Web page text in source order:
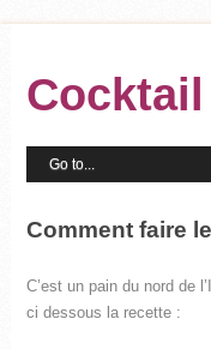
Cocktail
Comment faire
C’est un pain du nord de
ci dessous la recette :